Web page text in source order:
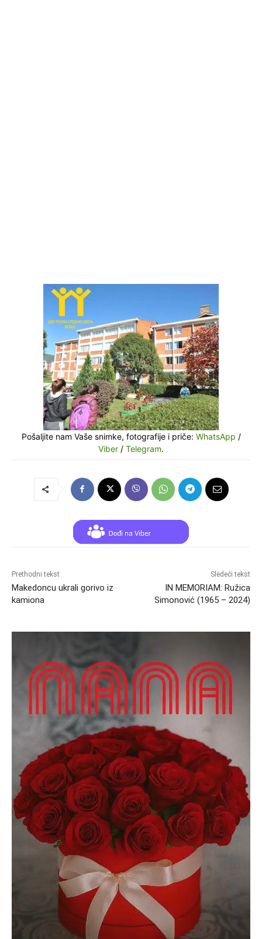
Pošaljite nam Vaše snimke, fotografije i priče: WhatsApp /
Viber / Telegram.
Prethodni tekst
Makedoncu ukrali gorivo iz
kamiona
Sledeći tekst
IN MEMORIAM: Ružica
Simonović (1965 – 2024)